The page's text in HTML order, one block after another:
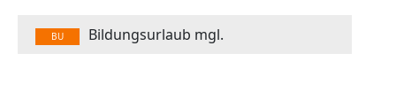
BU Bildungsurlaub mgl.